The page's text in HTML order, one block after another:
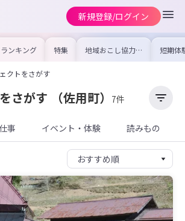
新規登録/ログイン
ランキング 特集 地域おこし協力隊
の求人やイベント
を集めました！仕
けよう
短期体
り〜数
域を知
クトをさがす
さがす （佐用町） 7件
事 イベント・体験 読みもの